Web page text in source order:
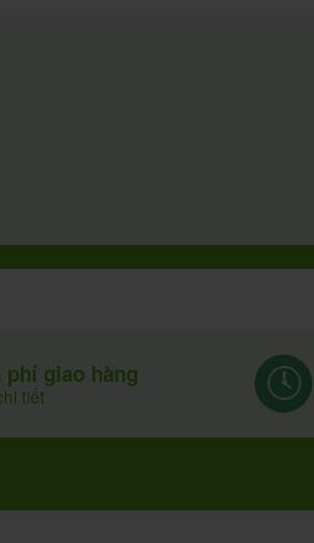
khách hàng
sách giao hàng
Về chúng tôi
Liên hệ nhà thuốc
Bản đồ sitemap